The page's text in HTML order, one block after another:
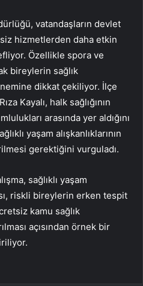
vatandaşların devlet
hizmetlerden daha etkin
Özellikle spora ve
bireylerin sağlık
dikkat çekiliyor. İlçe
Kayalı, halk sağlığının
arasında yer aldığını
yaşam alışkanlıklarının
gerektiğini vurguladı.
sağlıklı yaşam
riskli bireylerin erken tespit
kamu sağlık
açısından örnek bir